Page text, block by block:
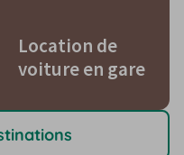
Location de
voiture en gare